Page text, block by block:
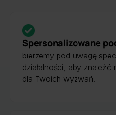
Spersonalizowane
bierzemy pod uwagę
działalności, aby znaleźć
dla Twoich wyzwań.